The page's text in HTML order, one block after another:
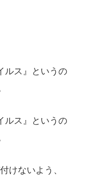
ルス』というの
ルス』というの
けないよう、